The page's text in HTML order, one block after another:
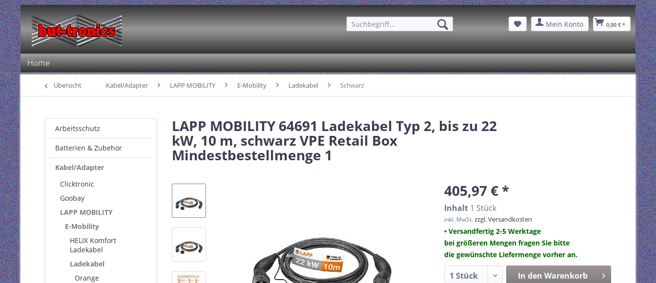
Mein Konto 0,00 € *
Home
Übersicht Kabel/Adapter LAPP MOBILITY E-Mobility Ladekabel Schwarz
Arbeitsschutz
Batterien & Zubehör
Kabel/Adapter
Clicktronic
Goobay
LAPP MOBILITY
E-Mobility
HELIX Komfort
Ladekabel
Ladekabel
Orange
LAPP MOBILITY 64691 Ladekabel Typ 2, bis zu 22
kW, 10 m, schwarz VPE Retail Box
Mindestbestellmenge 1
405,97 € *
Inhalt 1 Stück
inkl. MwSt.zzgl. Versandkosten
• Versandfertig 2-5 Werktage
bei größeren Mengen fragen Sie bitte
die gewünschte Liefermenge vorher an.
In den Warenkorb